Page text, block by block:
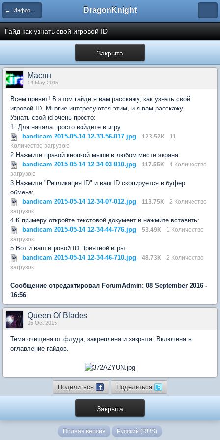
← Информация и гайды по игре DragonKnight
Гайд как узнать свой игровой ID
Закрыта
Масян
14 May 2015
Всем привет! В этом гайде я вам расскажу, как узнать свой
игровой ID. Многие интересуются этим, и я вам расскажу.
Узнать свой id очень просто:
1. Для начала просто войдите в игру.
bandicam 2015-05-14 12-33-56-017.jpg
123.52К
11
Количество загрузок:
2.Нажмите правой кнопкой мыши в любом месте экрана:
bandicam 2015-05-14 12-34-03-810.jpg
117.55К
4 Количество
загрузок:
3.Нажмите "Репликация ID" и ваш ID скопируется в буфер
обмена:
bandicam 2015-05-14 12-34-07-012.jpg
113.75К
2 Количество
загрузок:
4.К примеру откройте текстовой документ и нажмите вставить:
bandicam 2015-05-14 12-34-44-776.jpg
53.49К
1 Количество
загрузок:
5.Вот и ваш игровой ID Приятной игры:
bandicam 2015-05-14 12-34-46-710.jpg
48.73К
2 Количество
загрузок:
Сообщение отредактировал ForumAdmin: 08 September 2016 -
16:56
Queen Of Blades
05 Oct 2015
Тема очищена от флуда, закреплена и закрыта. Включена в
оглавление гайдов.
Поделиться Поделиться
Закрыта
Полная версия Русский (RUS)